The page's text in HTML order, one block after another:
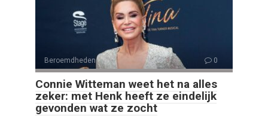
Beroemdheden 0
Connie Witteman weet het na alles
zeker: met Henk heeft ze eindelijk
gevonden wat ze zocht